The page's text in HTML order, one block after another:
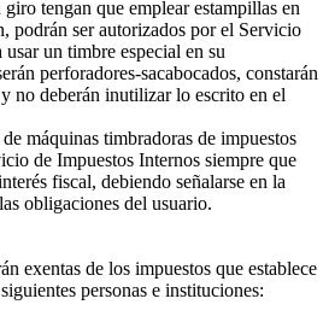
tengan que emplear estampillas en
podrán ser autorizados por el Servicio
un timbre especial en su
perforadores-sacabocados, constarán
no deberán inutilizar lo escrito en el
máquinas timbradoras de impuestos
de Impuestos Internos siempre que
fiscal, debiendo señalarse en la
obligaciones del usuario.
exentas de los impuestos que establece
personas e instituciones: